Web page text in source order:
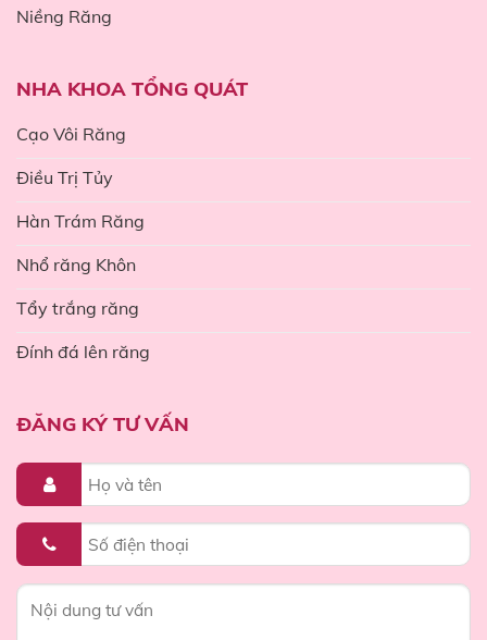
Niềng Răng
NHA KHOA TỔNG QUÁT
Cạo Vôi Răng
Điều Trị Tủy
Hàn Trám Răng
Nhổ răng Khôn
Tẩy trắng răng
Đính đá lên răng
ĐĂNG KÝ TƯ VẤN